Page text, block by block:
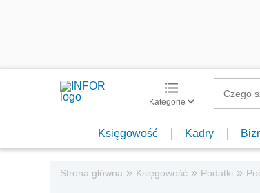
Kategorie
Księgowość Kadry
Strona główna » Księgowość » Podatki »